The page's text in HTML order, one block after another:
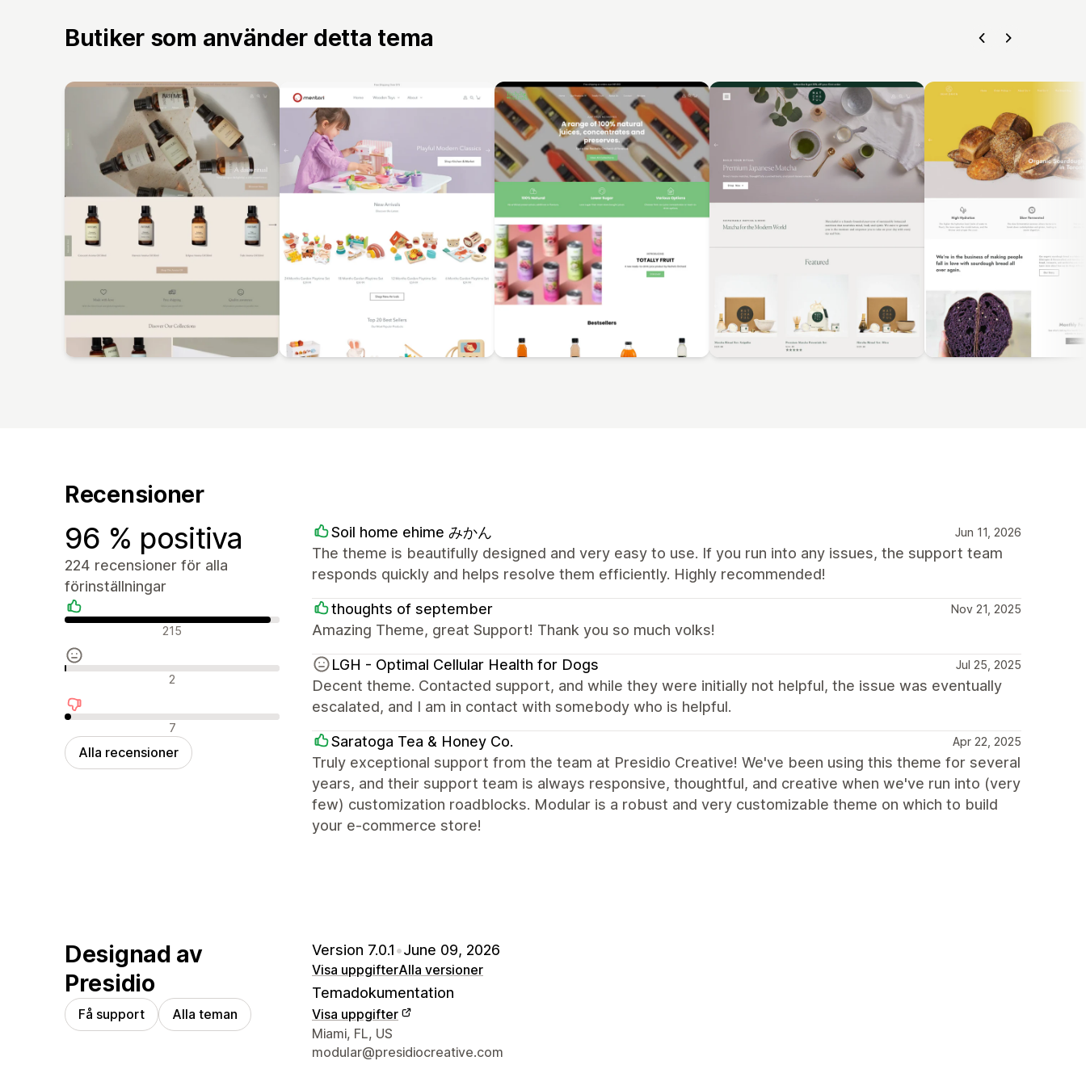
Butiker som använder detta tema
Recensioner
96 % positiva
224 recensioner för alla
förinställningar
Positiva recensioner
215
Neutrala recensioner
2
Negativa recensioner
7
Alla recensioner
Soil home ehime みかん Jun 11, 2026
The theme is beautifully designed and very easy to use. If you run into any issues, the support team
responds quickly and helps resolve them efficiently. Highly recommended!
thoughts of september Nov 21, 2025
Amazing Theme, great Support! Thank you so much volks!
LGH - Optimal Cellular Health for Dogs Jul 25, 2025
Decent theme. Contacted support, and while they were initially not helpful, the issue was eventually
escalated, and I am in contact with somebody who is helpful.
Saratoga Tea & Honey Co. Apr 22, 2025
Truly exceptional support from the team at Presidio Creative! We've been using this theme for several
years, and their support team is always responsive, thoughtful, and creative when we've run into (very
few) customization roadblocks. Modular is a robust and very customizable theme on which to build
your e-commerce store!
Designad av
Presidio
Få support Alla teman
Version 7.0.1•June 09, 2026
Visa uppgifterAlla versioner
Temadokumentation
Visa uppgifter
Designerns kontaktuppgifter
Miami, FL, US
modular@presidiocreative.com